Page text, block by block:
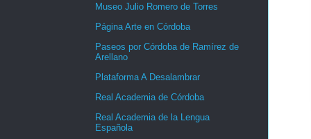
Museo Julio Romero de Torres
Página Arte en Córdoba
Paseos por Córdoba de Ramírez de
Arellano
Plataforma A Desalambrar
Real Academia de Córdoba
Real Academia de la Lengua
Española